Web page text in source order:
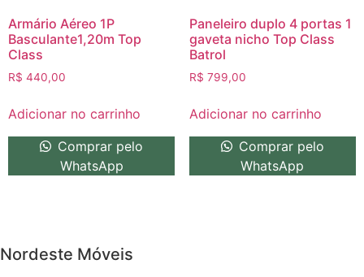
Armário Aéreo 1P
Basculante1,20m Top
Class
R$ 440,00
Adicionar no carrinho
Comprar pelo
WhatsApp
Paneleiro duplo 4 portas 1
gaveta nicho Top Class
Batrol
R$ 799,00
Adicionar no carrinho
Comprar pelo
WhatsApp
Nordeste Móveis